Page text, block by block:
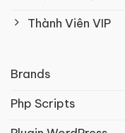
Thành Viên VIP
Brands
Php Scripts